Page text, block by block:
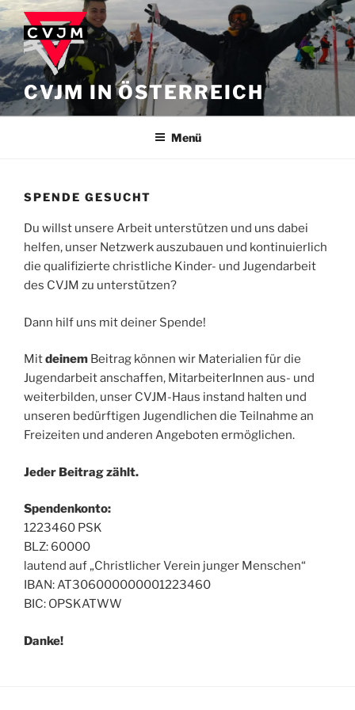
Zum
Inhalt
springen
CVJM IN ÖSTERREICH
Menü
SPENDE GESUCHT
Du willst unsere Arbeit unterstützen und uns dabei
helfen, unser Netzwerk auszubauen und kontinuierlich
die qualifizierte christliche Kinder- und Jugendarbeit
des CVJM zu unterstützen?
Dann hilf uns mit deiner Spende!
Mitdeinem Beitrag können wir Materialien für die
Jugendarbeit anschaffen, MitarbeiterInnen aus- und
weiterbilden, unser CVJM-Haus instand halten und
unseren bedürftigen Jugendlichen die Teilnahme an
Freizeiten und anderen Angeboten ermöglichen.
Jeder Beitrag zählt.
Spendenkonto:
1223460 PSK
BLZ: 60000
lautend auf „Christlicher Verein junger Menschen“
IBAN: AT306000000001223460
BIC: OPSKATWW
Danke!